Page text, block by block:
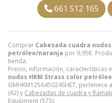
Comprar Cabezada cuadra
petróleo/naranja por 9,95€.
tienda.
Precio, información, características
nudos HKM Strass color
GMHKM125645024SHET, pertenece
(62) y Cabezadas de cuadra y
Equipment (575).
661 512 165